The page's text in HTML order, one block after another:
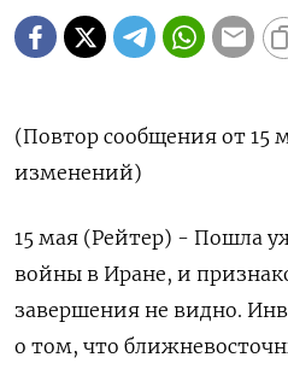
(Повтор сообщения от 15
изменений)
15 мая (Рейтер) - Пошла
войны в Иране, и
завершения не видно.
о том, что